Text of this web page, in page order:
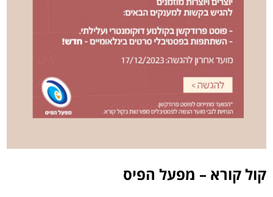
קול קורא – מפעל הפיס